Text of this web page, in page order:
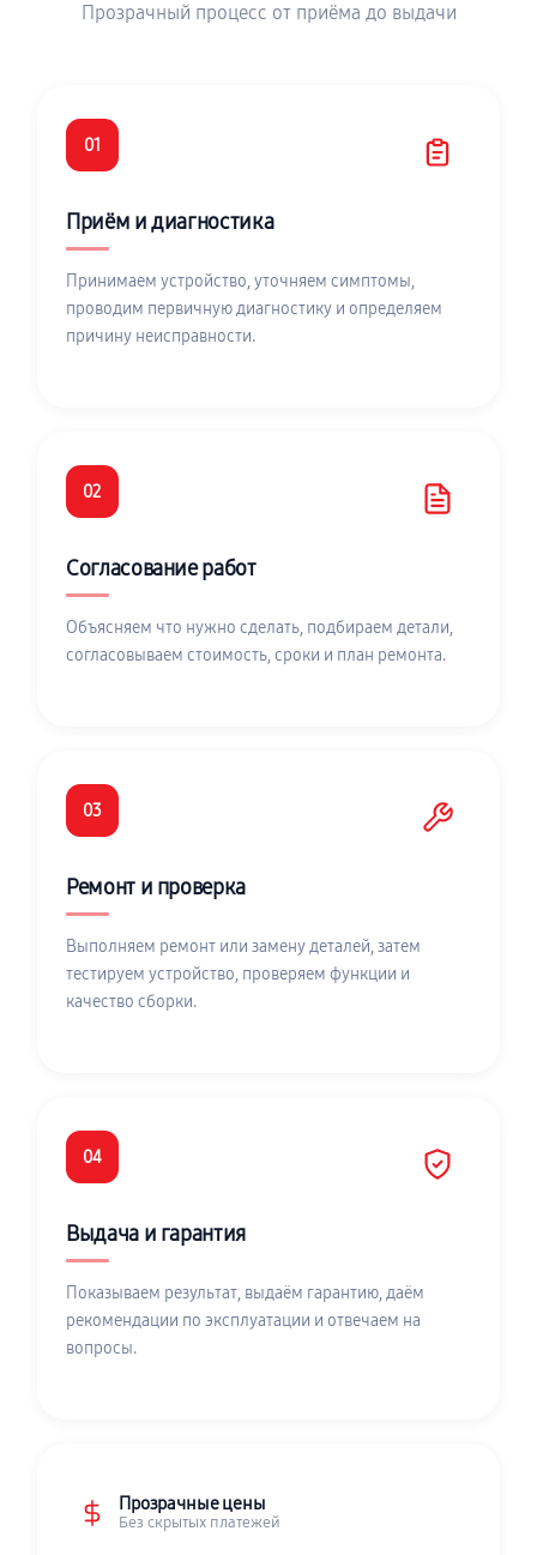
Прозрачный процесс от приёма до выдачи
01
Приём и диагностика
Принимаем устройство, уточняем симптомы,
проводим первичную диагностику и определяем
причину неисправности.
02
Согласование работ
Объясняем что нужно сделать, подбираем детали,
согласовываем стоимость, сроки и план ремонта.
03
Ремонт и проверка
Выполняем ремонт или замену деталей, затем
тестируем устройство, проверяем функции и
качество сборки.
04
Выдача и гарантия
Показываем результат, выдаём гарантию, даём
рекомендации по эксплуатации и отвечаем на
вопросы.
Прозрачные цены
Без скрытых платежей